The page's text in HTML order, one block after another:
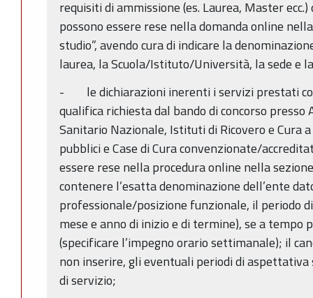
requisiti di ammissione (es. Laurea, Master
possono essere rese nella domanda online
studio”, avendo cura di indicare la
laurea, la Scuola/Istituto/Università, la sede e
- le dichiarazioni inerenti i servizi prestati
qualifica richiesta dal bando di concorso presso
Sanitario Nazionale, Istituti di Ricovero e Cura
pubblici e Case di Cura convenzionate/
essere rese nella procedura online nella
contenere l’esatta denominazione dell’ente
professionale/posizione funzionale, il periodo
mese e anno di inizio e di termine), se a tempo
(specificare l’impegno orario settimanale); il
non inserire, gli eventuali periodi di
di servizio;